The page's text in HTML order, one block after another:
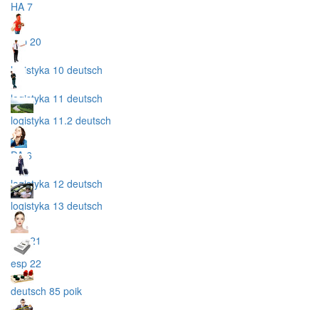
HA 7
esp 20
logistyka 10 deutsch
logistyka 11 deutsch
logistyka 11.2 deutsch
DA 6
logistyka 12 deutsch
logistyka 13 deutsch
esp 21
esp 22
deutsch 85 poik